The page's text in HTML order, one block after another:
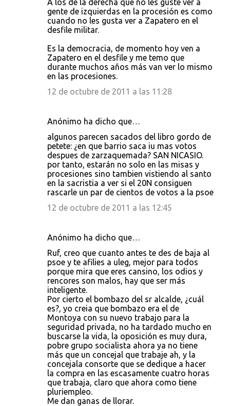
A los de la derecha que no les guste ver a
gente de izquierdas en la procesión es como
cuando no les gusta ver a Zapatero en el
desfile militar.
Es la democracia, de momento hoy ven a
Zapatero en el desfile y me temo que
durante muchos años más van ver lo mismo
en las procesiones.
12 de octubre de 2011 a las 11:28
Anónimo ha dicho que…
algunos parecen sacados del libro gordo de
petete: ¿en que barrio saca iu mas votos
despues de zarzaquemada? SAN NICASIO.
por tanto, estarán no solo en las misas y
procesiones sino tambien vistiendo al santo
en la sacristia a ver si el 20N consiguen
rascarle un par de cientos de votos a la psoe
12 de octubre de 2011 a las 12:45
Anónimo ha dicho que…
Ruf, creo que cuanto antes te des de baja al
psoe y te afilies a uleg, mejor para todos
porque mira que eres cansino, los odios y
rencores son malos, hay que ser más
inteligente.
Por cierto el bombazo del sr alcalde, ¿cuál
es?, yo creia que bombazo era el de
Montoya con su nuevo trabajo para la
seguridad privada, no ha tardado mucho en
buscarse la vida, la oposición es muy dura,
pobre grupo socialista ahora ya no tiene
más que un concejal que trabaje ah, y la
concejala consorte que se dedique a hacer
la compra en las escasamente cuatro horas
que trabaja, claro que ahora como tiene
pluriempleo.
Me dan ganas de llorar.